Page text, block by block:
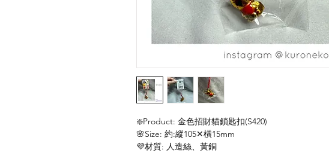
❇️Product: 金色招財貓鎖匙扣(S420)
🌸Size: 約:縱105✕橫15mm
💜材質: 人造絲、黃銅